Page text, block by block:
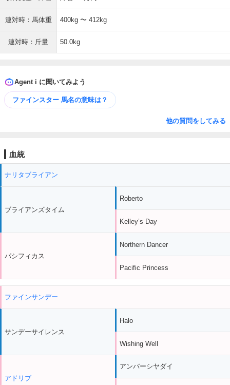
連対時：馬体重 400kg 〜 412kg
連対時：斤量 50.0kg
Agent i に聞いてみよう
ファインスター 馬名の意味は？
他の質問をしてみる
血統
ナリタブライアン
ブライアンズタイム
パシフィカス
Roberto
Kelley’s Day
Northern Dancer
Pacific Princess
ファインサンデー
サンデーサイレンス
アドリブ
Halo
Wishing Well
アンバーシヤダイ